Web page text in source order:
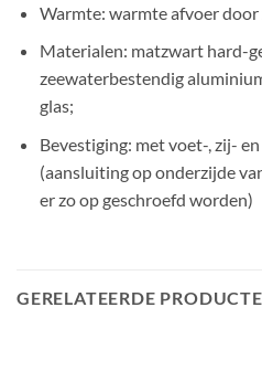
Warmte: warmte afvoer
Materialen: matzwart hard-
zeewaterbestendig
glas;
Bevestiging: met voet-, zij-
(aansluiting op onderzijde
er zo op geschroefd worden)
GERELATEERDE